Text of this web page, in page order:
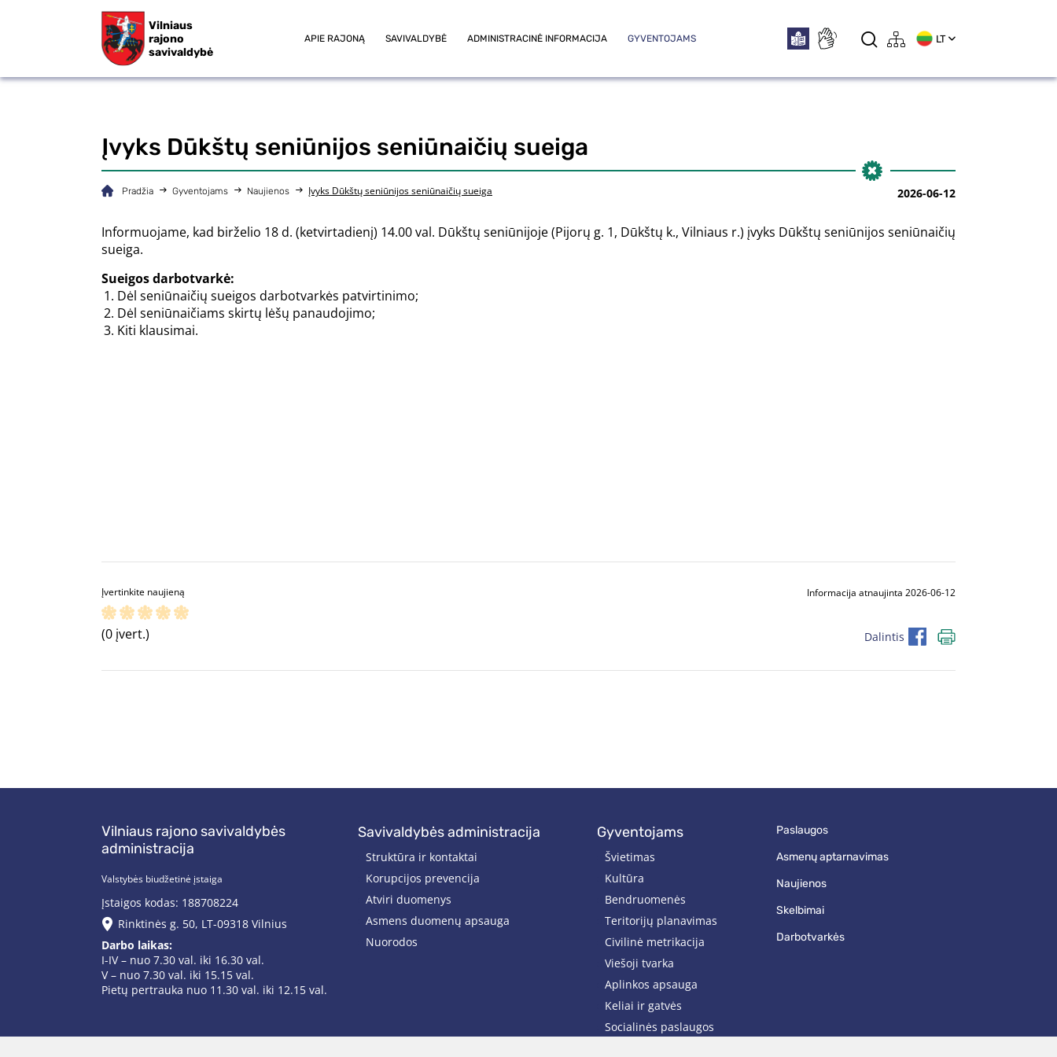
Vilniaus
rajono
savivaldybė
APIE RAJONĄ SAVIVALDYBĖ ADMINISTRACINĖ INFORMACIJA GYVENTOJAMS LT
Įvyks Dūkštų seniūnijos seniūnaičių sueiga
Pradžia Gyventojams Naujienos Įvyks Dūkštų seniūnijos seniūnaičių sueiga 2026-06-12
Informuojame, kad birželio 18 d. (ketvirtadienį) 14.00 val. Dūkštų seniūnijoje (Pijorų g. 1, Dūkštų k., Vilniaus r.) įvyks Dūkštų seniūnijos seniūnaičių
sueiga.
Sueigos darbotvarkė:
Dėl seniūnaičių sueigos darbotvarkės patvirtinimo;
Dėl seniūnaičiams skirtų lėšų panaudojimo;
Kiti klausimai.
Įvertinkite naujieną
(0 įvert.)
Informacija atnaujinta 2026-06-12
Dalintis
Vilniaus rajono savivaldybės
administracija
Valstybės biudžetinė įstaiga
Įstaigos kodas: 188708224
Rinktinės g. 50, LT-09318 Vilnius
Darbo laikas:
I-IV – nuo 7.30 val. iki 16.30 val.
V – nuo 7.30 val. iki 15.15 val.
Pietų pertrauka nuo 11.30 val. iki 12.15 val.
savivaldybės administracija
Struktūra ir kontaktai
Korupcijos prevencija
Atviri duomenys
Asmens duomenų apsauga
Nuorodos
gyventojams
Švietimas
Kultūra
Bendruomenės
Teritorijų planavimas
Civilinė metrikacija
Viešoji tvarka
Aplinkos apsauga
Keliai ir gatvės
Socialinės paslaugos
paslaugos
asmenų aptarnavimas
naujienos
skelbimai
darbotvarkės